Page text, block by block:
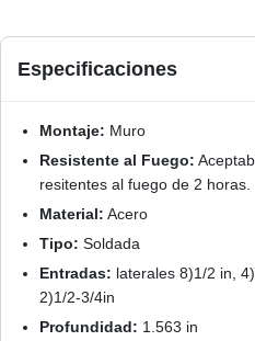
Especificaciones
Montaje: Muro
Resistente al Fuego:
resitentes al fuego de 2 horas.
Material: Acero
Tipo: Soldada
Entradas: laterales 8)1/2 in,
2)1/2-3/4in
Profundidad: 1.563 in